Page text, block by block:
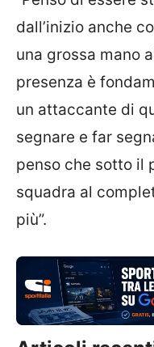
dall’inizio anche
una grossa mano
presenza è
un attaccante di
segnare e far
penso che sotto il
squadra al
più”.